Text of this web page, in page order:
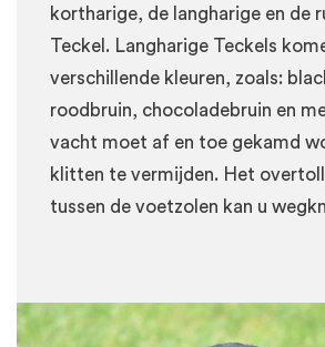
kortharige, de langharige en de
Teckel. Langharige Teckels
verschillende kleuren, zoals:
roodbruin, chocoladebruin en
vacht moet af en toe gekamd
klitten te vermijden. Het
tussen de voetzolen kan u